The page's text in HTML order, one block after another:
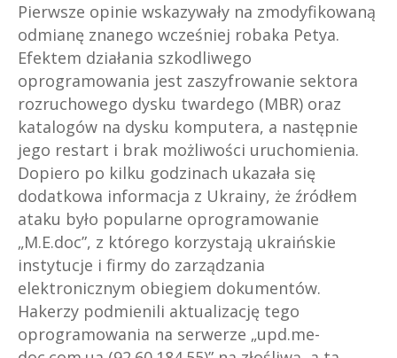
Pierwsze opinie wskazywały na zmodyfikowaną
odmianę znanego wcześniej robaka Petya.
Efektem działania szkodliwego
oprogramowania jest zaszyfrowanie sektora
rozruchowego dysku twardego (MBR) oraz
katalogów na dysku komputera, a następnie
jego restart i brak możliwości uruchomienia.
Dopiero po kilku godzinach ukazała się
dodatkowa informacja z Ukrainy, że źródłem
ataku było popularne oprogramowanie
„M.E.doc”, z którego korzystają ukraińskie
instytucje i firmy do zarządzania
elektronicznym obiegiem dokumentów.
Hakerzy podmienili aktualizację tego
oprogramowania na serwerze „upd.me-